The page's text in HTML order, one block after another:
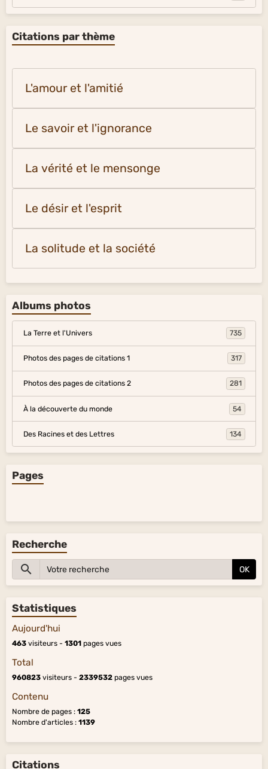
Citations par thème
L'amour et l'amitié
Le savoir et l'ignorance
La vérité et le mensonge
Le désir et l'esprit
La solitude et la société
Albums photos
La Terre et l'Univers 735
Photos des pages de citations 1 317
Photos des pages de citations 2 281
À la découverte du monde 54
Des Racines et des Lettres 134
Pages
Recherche
OK
Statistiques
Aujourd'hui
463 visiteurs - 1301 pages vues
Total
960823 visiteurs - 2339532 pages vues
Contenu
Nombre de pages : 125
Nombre d'articles : 1139
Citations